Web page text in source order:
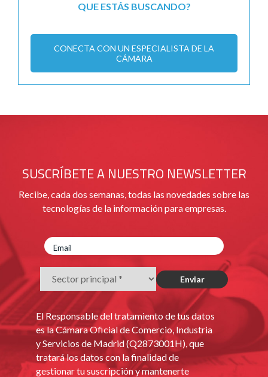
QUE ESTÁS BUSCANDO?
CONECTA CON UN ESPECIALISTA DE LA
CÁMARA
SUSCRÍBETE A NUESTRO NEWSLETTER
Recibe, cada dos semanas, todas las novedades sobre las
tecnologías de la información para empresas.
El Responsable del tratamiento de tus datos
es la Cámara Oficial de Comercio, Industria
y Servicios de Madrid (Q2873001H), que
tratará los datos con la finalidad de
gestionar tu suscripción y mantenerte